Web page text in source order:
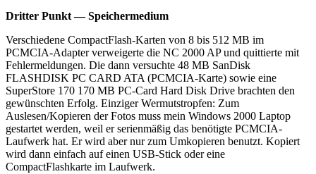
Dritter Punkt — Speichermedium
Verschiedene CompactFlash-Karten von 8 bis 512 MB im
PCMCIA-Adapter verweigerte die NC 2000 AP und quittierte mit
Fehlermeldungen. Die dann versuchte 48 MB SanDisk
FLASHDISK PC CARD ATA (PCMCIA-Karte) sowie eine
SuperStore 170 170 MB PC-Card Hard Disk Drive brachten den
gewünschten Erfolg. Einziger Wermutstropfen: Zum
Auslesen/Kopieren der Fotos muss mein Windows 2000 Laptop
gestartet werden, weil er serienmäßig das benötigte PCMCIA-
Laufwerk hat. Er wird aber nur zum Umkopieren benutzt. Kopiert
wird dann einfach auf einen USB-Stick oder eine
CompactFlashkarte im Laufwerk.